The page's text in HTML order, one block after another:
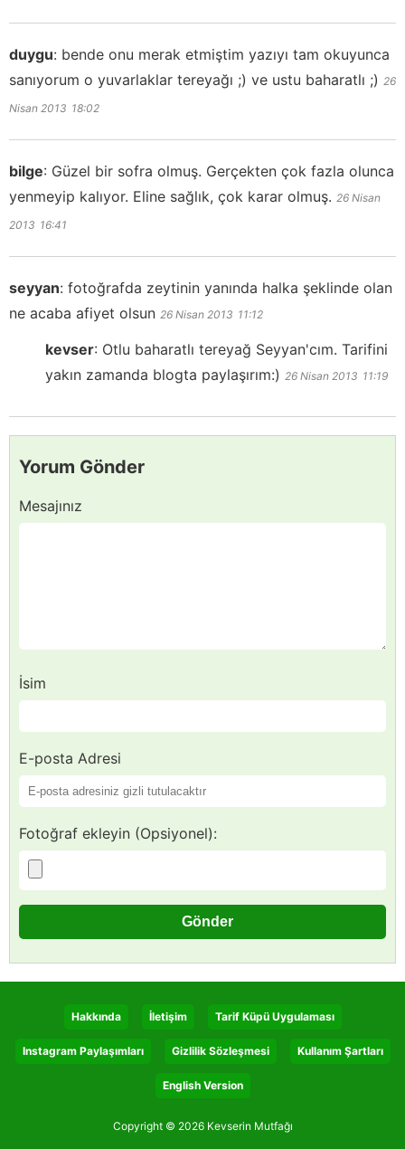
duygu: bende onu merak etmiştim yazıyı tam okuyunca
sanıyorum o yuvarlaklar tereyağı ;) ve ustu baharatlı ;) 26
Nisan 2013 18:02
bilge: Güzel bir sofra olmuş. Gerçekten çok fazla olunca
yenmeyip kalıyor. Eline sağlık, çok karar olmuş. 26 Nisan
2013 16:41
seyyan: fotoğrafda zeytinin yanında halka şeklinde olan
ne acaba afiyet olsun 26 Nisan 2013 11:12
kevser: Otlu baharatlı tereyağ Seyyan'cım. Tarifini
yakın zamanda blogta paylaşırım:) 26 Nisan 2013 11:19
Yorum Gönder
Mesajınız
İsim
E-posta Adresi
Fotoğraf ekleyin (Opsiyonel):
Hakkında İletişim Tarif Küpü Uygulaması
Instagram Paylaşımları Gizlilik Sözleşmesi Kullanım Şartları
English Version
Copyright © 2026 Kevserin Mutfağı